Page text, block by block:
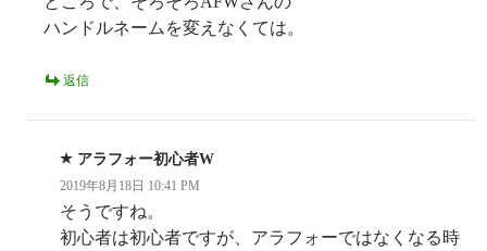
ハンドルネームを変えなくては。
返信
アラフォー初心者W
2019年8月18日 10:41 PM
そうですね。
初心者は初心者ですが、アラフォーではなくなる時